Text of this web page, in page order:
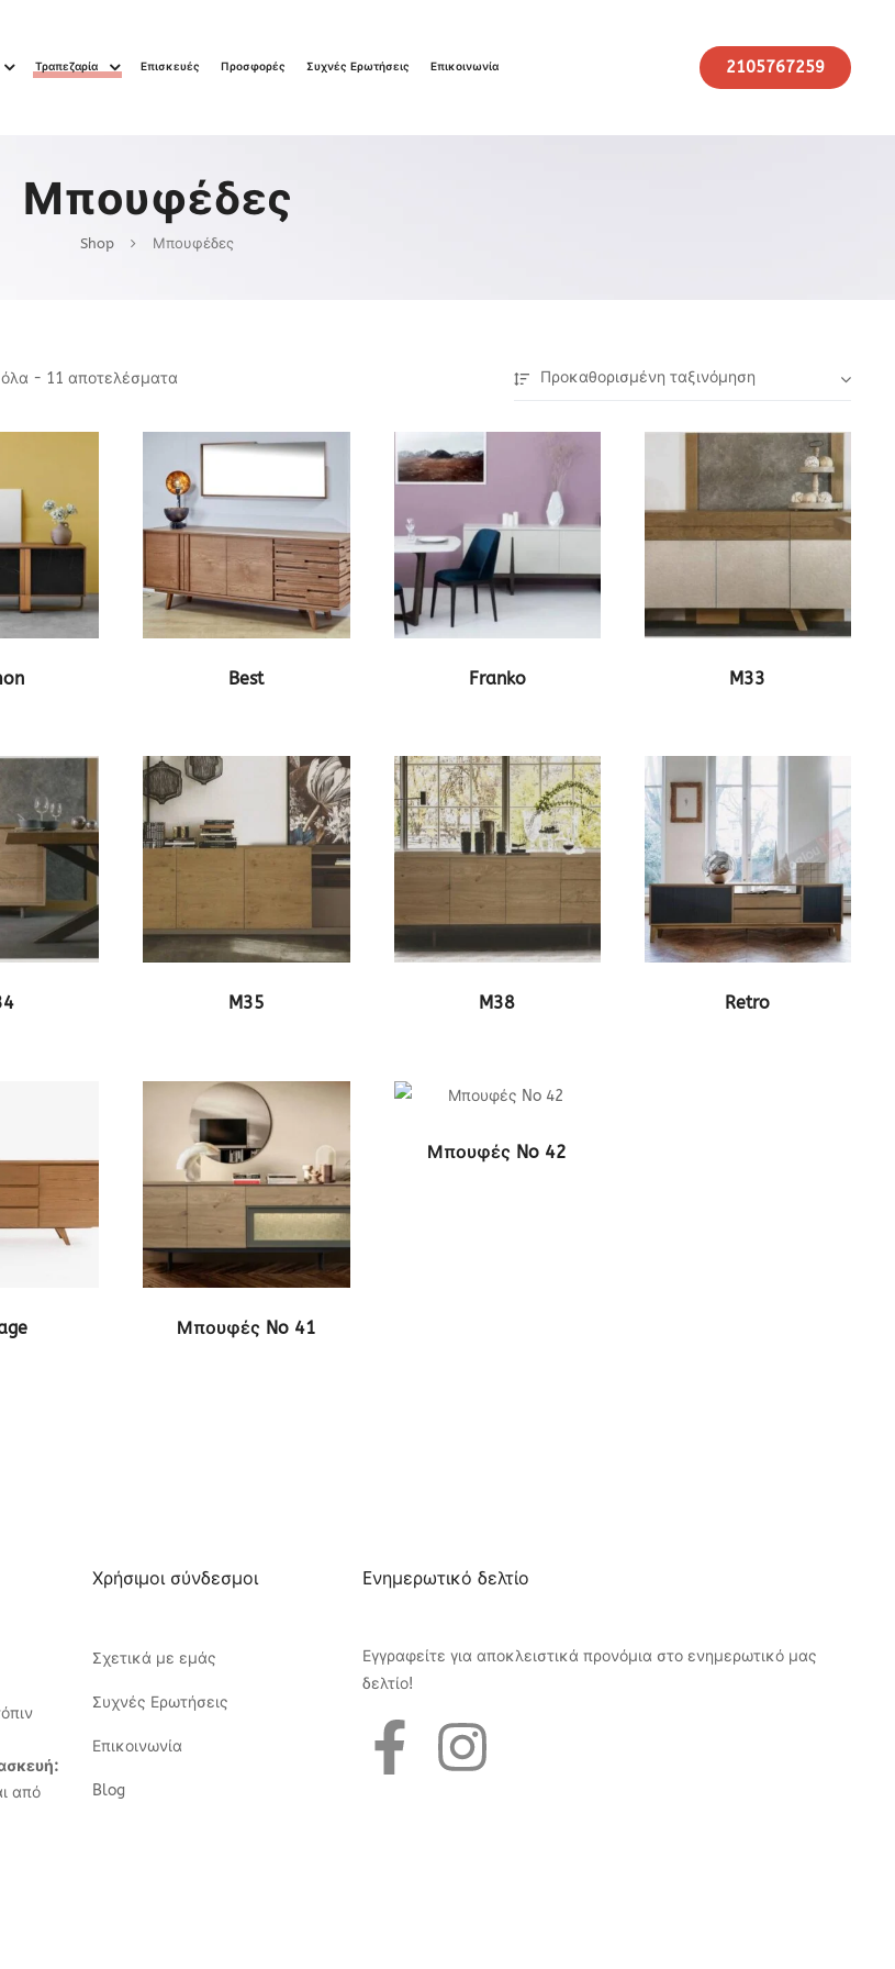
Τραπεζαρία Επισκευές Προσφορές Συχνές Ερωτήσεις Επικοινωνία 2105767259
Shop Μπουφέδες
Μπουφέδες
όλα - 11 αποτελέσματα Προκαθορισμένη ταξινόμηση
ΠΡΟΪΟΝ ΔΕΙΤΕ ΤΟ ΠΡΟΪΟΝ
Best ΔΕΙΤΕ ΤΟ ΠΡΟΪΟΝ
Franko ΔΕΙΤΕ ΤΟ ΠΡΟΪΟΝ
M33
ΠΡΟΪΟΝ ΔΕΙΤΕ ΤΟ ΠΡΟΪΟΝ
M35 ΔΕΙΤΕ ΤΟ ΠΡΟΪΟΝ
M38 ΔΕΙΤΕ ΤΟ ΠΡΟΪΟΝ
Retro
ΠΡΟΪΟΝ ΔΕΙΤΕ ΤΟ ΠΡΟΪΟΝ
Μπουφές No 41
ΔΕΙΤΕ ΤΟ ΠΡΟΪΟΝ
Μπουφές No 42
από
Χρήσιμοι σύνδεσμοι
Σχετικά με εμάς
Συχνές Ερωτήσεις
Επικοινωνία
Blog
Eνημερωτικό δελτίο
Εγγραφείτε για αποκλειστικά προνόμια στο ενημερωτικό μας
δελτίο!